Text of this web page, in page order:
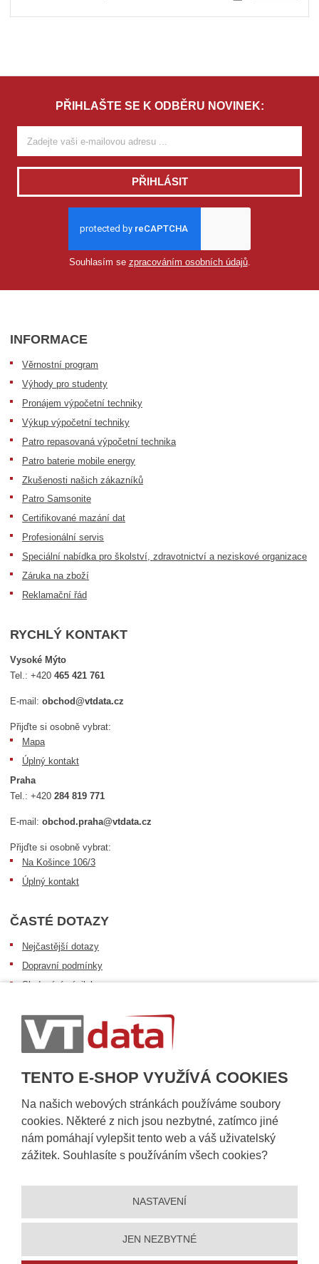
TENTO E-SHOP VYUŽÍVÁ COOKIES
Na našich webových stránkách používáme soubory
cookies. Některé z nich jsou nezbytné, zatímco jiné
nám pomáhají vylepšit tento web a váš uživatelský
zážitek. Souhlasíte s používáním všech cookies?
NASTAVENÍ
JEN NEZBYTNÉ
PŘIHLAŠTE SE K ODBĚRU NOVINEK:
PŘIHLÁSIT
Souhlasím se zpracováním osobních údajů.
INFORMACE
Věrnostní program
Výhody pro studenty
Pronájem výpočetní techniky
Výkup výpočetní techniky
Patro repasovaná výpočetní technika
Patro baterie mobile energy
Zkušenosti našich zákazníků
Patro Samsonite
Certifikované mazání dat
Profesionální servis
Speciální nabídka pro školství, zdravotnictví a neziskové organizace
Záruka na zboží
Reklamační řád
RYCHLÝ KONTAKT
Vysoké Mýto
Tel.:+420465 421 761
E-mail:obchod@vtdata.cz
Přijďte si osobně vybrat:
Mapa
Úplný kontakt
Praha
Tel.:+420284 819 771
E-mail:obchod.praha@vtdata.cz
Přijďte si osobně vybrat:
Na Košince 106/3
Úplný kontakt
ČASTÉ DOTAZY
Nejčastější dotazy
Dopravní podmínky
Sledování zásilek
Informace k dostupnosti zboží
Obecné informace
Prohlášení o přístupnosti |Ochrana osobních údajů |Mapa stránek ||